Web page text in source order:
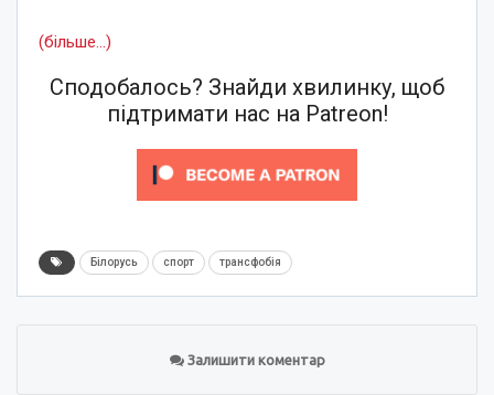
(більше…)
Сподобалось? Знайди хвилинку, щоб
підтримати нас на Patreon!
Білорусь спорт трансфобія
Залишити коментар